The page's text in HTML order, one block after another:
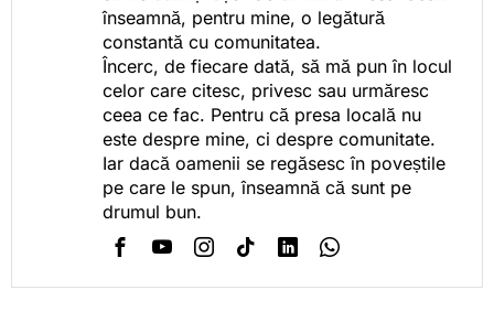
înseamnă, pentru mine, o legătură
constantă cu comunitatea.
Încerc, de fiecare dată, să mă pun în locul
celor care citesc, privesc sau urmăresc
ceea ce fac. Pentru că presa locală nu
este despre mine, ci despre comunitate.
Iar dacă oamenii se regăsesc în poveștile
pe care le spun, înseamnă că sunt pe
drumul bun.